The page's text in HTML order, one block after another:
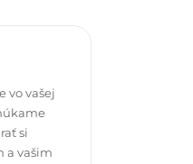
vo vašej
si
a vašim